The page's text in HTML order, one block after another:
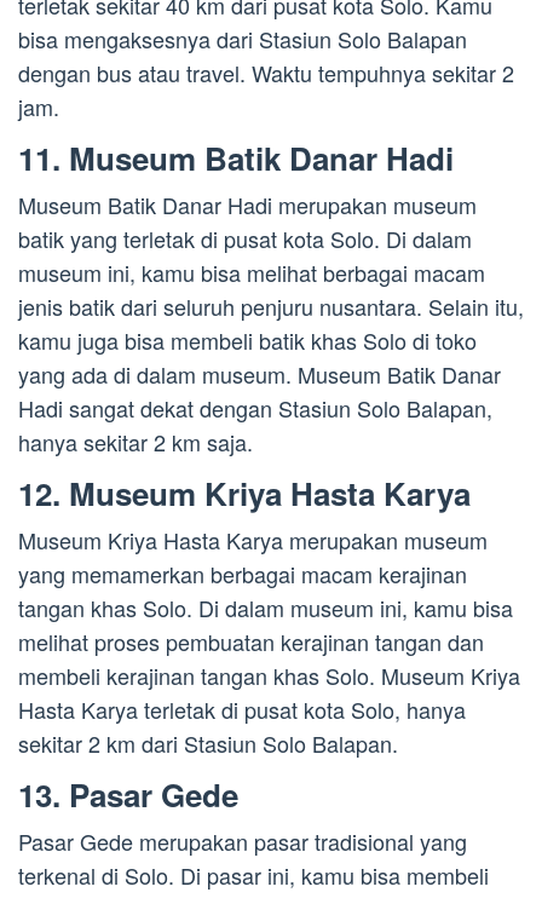
bisa mengaksesnya dari Stasiun Solo Balapan
dengan bus atau travel. Waktu tempuhnya sekitar 2
jam.
11. Museum Batik Danar Hadi
Museum Batik Danar Hadi merupakan museum
batik yang terletak di pusat kota Solo. Di dalam
museum ini, kamu bisa melihat berbagai macam
jenis batik dari seluruh penjuru nusantara. Selain itu,
kamu juga bisa membeli batik khas Solo di toko
yang ada di dalam museum. Museum Batik Danar
Hadi sangat dekat dengan Stasiun Solo Balapan,
hanya sekitar 2 km saja.
12. Museum Kriya Hasta Karya
Museum Kriya Hasta Karya merupakan museum
yang memamerkan berbagai macam kerajinan
tangan khas Solo. Di dalam museum ini, kamu bisa
melihat proses pembuatan kerajinan tangan dan
membeli kerajinan tangan khas Solo. Museum Kriya
Hasta Karya terletak di pusat kota Solo, hanya
sekitar 2 km dari Stasiun Solo Balapan.
13. Pasar Gede
Pasar Gede merupakan pasar tradisional yang
terkenal di Solo. Di pasar ini, kamu bisa membeli